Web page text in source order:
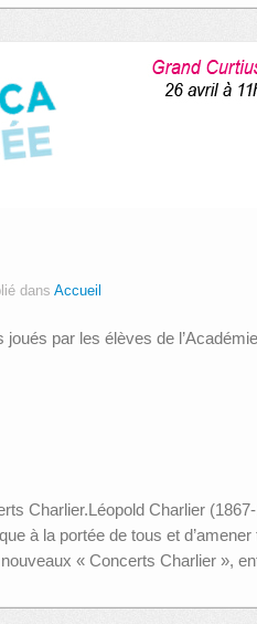
dans Accueil
par les élèves de
Charlier.Léopold Charlier
à la portée de tous et
« Concerts Charlier »,